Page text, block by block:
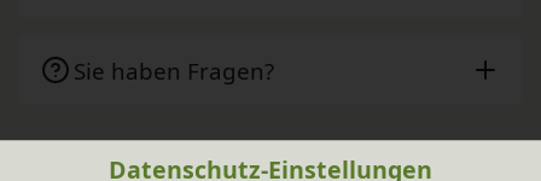
Sie haben Fragen?
Wird oft zusammen gekauft
Datenschutz-Einstellungen